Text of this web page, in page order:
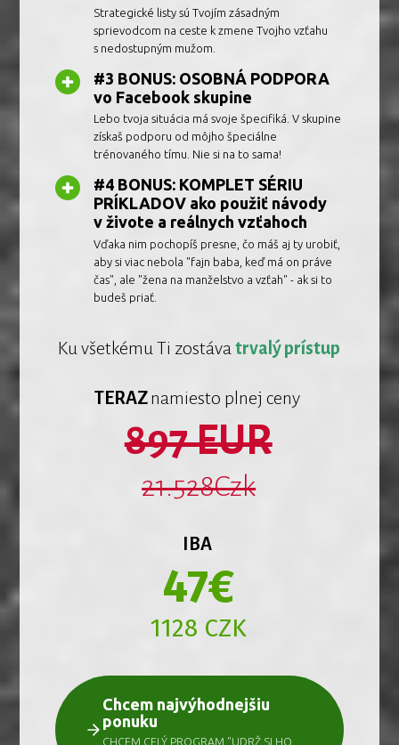
Strategické listy sú Tvojím zásadným
sprievodcom na ceste k zmene Tvojho vzťahu
s nedostupným mužom.
#3 BONUS: OSOBNÁ PODPORA
vo Facebook skupine
Lebo tvoja situácia má svoje špecifiká. V skupine
získaš podporu od môjho špeciálne
trénovaného tímu. Nie si na to sama!
#4 BONUS: KOMPLET SÉRIU
PRÍKLADOV ako použiť návody
v živote a reálnych vzťahoch
Vďaka nim pochopíš presne, čo máš aj ty urobiť,
aby si viac nebola "fajn baba, keď má on práve
čas", ale "žena na manželstvo a vzťah" - ak si to
budeš priať.
Ku všetkému Ti zostáva trvalý prístup
TERAZnamiesto plnej ceny
897 EUR
21.528Czk
IBA
47€
1128 CZK
Chcem najvýhodnejšiu
ponuku
CHCEM CELÝ PROGRAM "UDRŽ SI HO